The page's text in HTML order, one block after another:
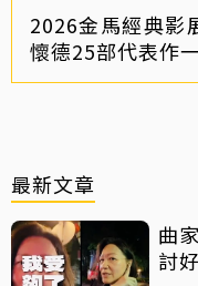
2026金馬經典影
懷德25部代表作
最新文章
曲
討